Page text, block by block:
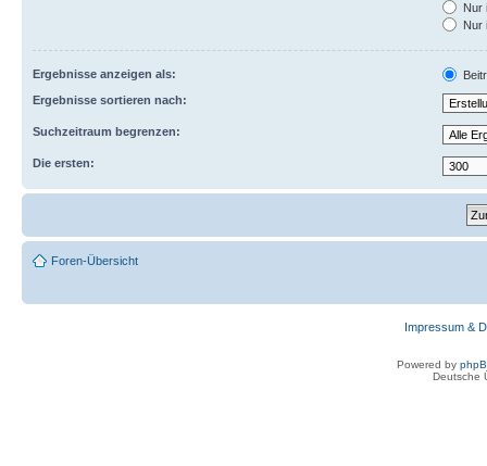
Nur
Nur
Ergebnisse anzeigen als:
Ergebnisse sortieren nach:
Suchzeitraum begrenzen:
Die ersten:
Foren-Übersicht
Impressum &
Powered by
Deutsche